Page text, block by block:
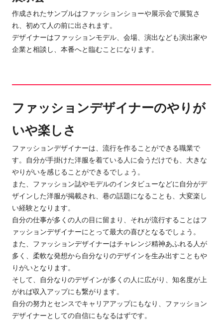
作成されたサンプルはファッションショーや展示会で展覧さ
れ、初めて人の前に出されます。
デザイナーはファッションモデル、会場、演出なども演出家や
企業と相談し、本番へと臨むことになります。
ファッションデザイナーのやりが
いや楽しさ
ファッションデザイナーは、流行を作ることができる職業で
す。
自分が手掛けた洋服を着ている人に会うだけでも、大きな
やりがいを感じることができるでしょう。
また、ファッション誌やモデルのインタビューなどに自分がデ
ザインした洋服が掲載され、巷の話題になること も、大変楽し
い経験となります。
自分の仕事が多くの人の目に留まり、 それが流行すること はフ
ァッションデザイナーにとって最大の喜びとなるでしょう。
また、ファッションデザイナーはチャレンジ精神あふれる人が
多く、柔軟な発想から自分なりのデザインを生み出すこともや
りがいとなります。
そして、自分なりのデザインが多くの人に広がり、知名度が上
がれば収入アップにも繋がります。
自分の努力とセンスでキャリアアップにもなり、ファッション
デザイナーとしての自信にもなるはずです。